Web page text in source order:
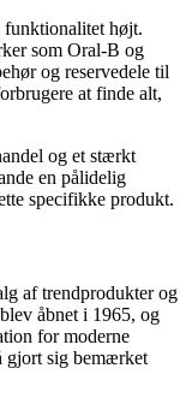
højt.
som Oral-B og
og reservedele til
at finde alt,
og et stærkt
en pålidelig
specifikke produkt.
af trendprodukter og
åbnet i 1965, og
for moderne
gjort sig bemærket